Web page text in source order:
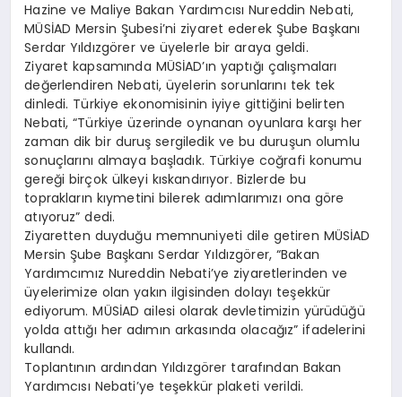
Hazine ve Maliye Bakan Yardımcısı Nureddin Nebati,
MÜSİAD Mersin Şubesi’ni ziyaret ederek Şube Başkanı
Serdar Yıldızgörer ve üyelerle bir araya geldi.
Ziyaret kapsamında MÜSİAD’ın yaptığı çalışmaları
değerlendiren Nebati, üyelerin sorunlarını tek tek
dinledi. Türkiye ekonomisinin iyiye gittiğini belirten
Nebati, “Türkiye üzerinde oynanan oyunlara karşı her
zaman dik bir duruş sergiledik ve bu duruşun olumlu
sonuçlarını almaya başladık. Türkiye coğrafi konumu
gereği birçok ülkeyi kıskandırıyor. Bizlerde bu
toprakların kıymetini bilerek adımlarımızı ona göre
atıyoruz” dedi.
Ziyaretten duyduğu memnuniyeti dile getiren MÜSİAD
Mersin Şube Başkanı Serdar Yıldızgörer, “Bakan
Yardımcımız Nureddin Nebati’ye ziyaretlerinden ve
üyelerimize olan yakın ilgisinden dolayı teşekkür
ediyorum. MÜSİAD ailesi olarak devletimizin yürüdüğü
yolda attığı her adımın arkasında olacağız” ifadelerini
kullandı.
Toplantının ardından Yıldızgörer tarafından Bakan
Yardımcısı Nebati’ye teşekkür plaketi verildi.